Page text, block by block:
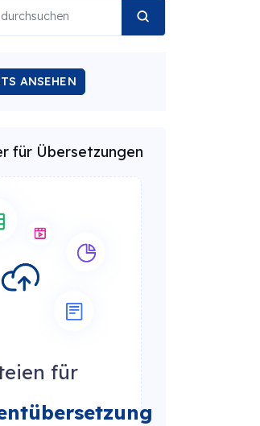
ANSEHEN
für Übersetzungen
für